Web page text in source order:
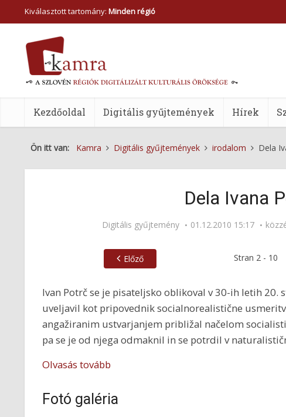
Kiválasztott tartomány: Minden régió
Kezdőoldal Digitális gyűjtemények Hírek
Ön itt van: Kamra Digitális gyűjtemények irodalom Dela
Dela Ivana
Digitális gyűjtemény 01.12.2010 15:17
Stran 2 - 10
Előző
Ivan Potrč se je pisateljsko oblikoval v 30-ih letih 20.
uveljavil kot pripovednik socialnorealistične
angažiranim ustvarjanjem približal načelom
pa se je od njega odmaknil in se potrdil v
Olvasás tovább
Fotó galéria